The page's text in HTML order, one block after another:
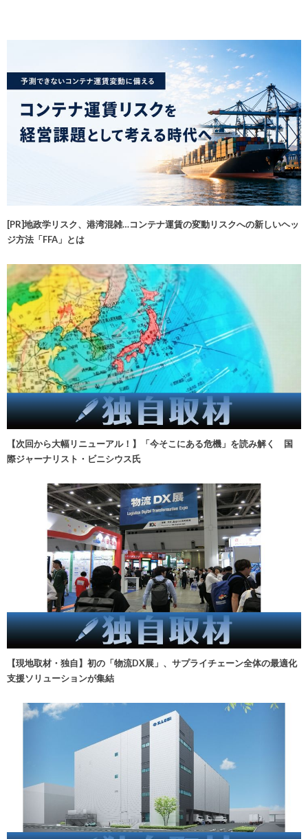
[PR]地政学リスク、港湾混雑…コンテナ運賃の変動リスクへの新しいヘッ
ジ方法「FFA」とは
【次回から大幅リニューアル！】「今そこにある危機」を読み解く 国
際ジャーナリスト・ビニシウス氏
【現地取材・独自】初の「物流DX展」、サプライチェーン全体の最適化
支援ソリューションが集結